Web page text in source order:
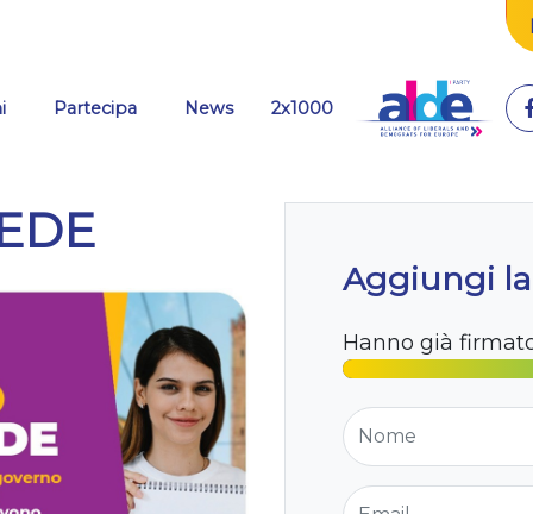
Partecipa News 2x1000
Aggiungi
Hanno già
Nome
Email